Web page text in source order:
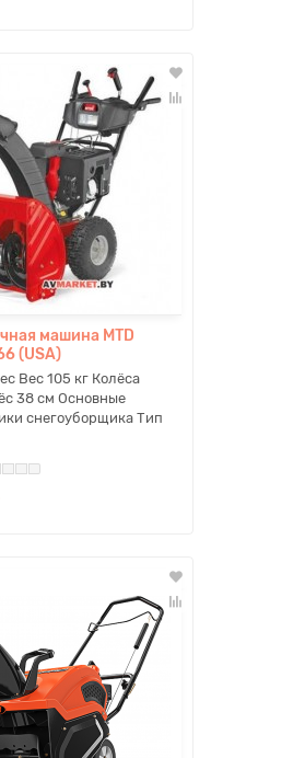
машина MTD
(USA)
Вес 105 кг Колёса
38 см Основные
снегоуборщика Тип